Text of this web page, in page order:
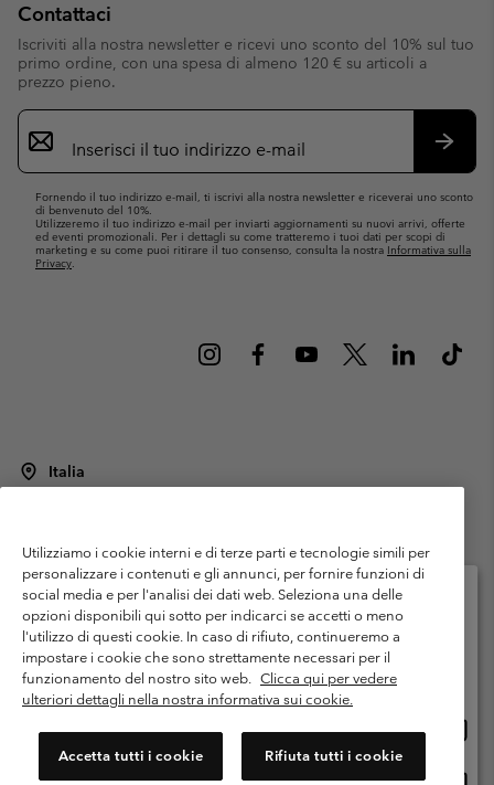
Contattaci
Iscriviti alla nostra newsletter e ricevi uno sconto del 10% sul tuo
primo ordine, con una spesa di almeno 120 € su articoli a
prezzo pieno.
Iscrizione
e-
mail
Fornendo il tuo indirizzo e-mail, ti iscrivi alla nostra newsletter e riceverai uno sconto
di benvenuto del 10%.
Utilizzeremo il tuo indirizzo e-mail per inviarti aggiornamenti su nuovi arrivi, offerte
ed eventi promozionali. Per i dettagli su come tratteremo i tuoi dati per scopi di
marketing e su come puoi ritirare il tuo consenso, consulta la nostra Informativa sulla
Privacy.
Italia
Termini di utilizzo
Condizioni Generali di Venditaa
Garanzia
Politica sulla privacy
Termini e condizioni del programma di membership
Condizioni di utilizzo dei contenuti generati dagli utenti
Impressum
Cookies
Public CBCR
Servizio clienti: Lun. - ven. 9:00 - 13:00 & 14:00- 18:00
(+)390694804176
Utilizziamo i cookie interni e di terze parti e tecnologie simili per
personalizzare i contenuti e gli annunci, per fornire funzioni di
social media e per l'analisi dei dati web. Seleziona una delle
opzioni disponibili qui sotto per indicarci se accetti o meno
l'utilizzo di questi cookie. In caso di rifiuto, continueremo a
impostare i cookie che sono strettamente necessari per il
funzionamento del nostro sito web. Clicca qui per vedere
ulteriori dettagli nella nostra informativa sui cookie.
Accetta tutti i cookie Rifiuta tutti i cookie
Seleziona il paese di spedizione e la lingua
Shopping online disponibile
online
Italia